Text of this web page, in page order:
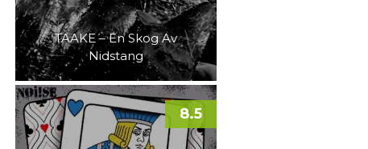
TAAKE – En Skog Av
Nidstang
8.5